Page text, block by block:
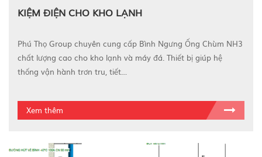
KIỆM ĐIỆN CHO KHO LẠNH
Phú Thọ Group chuyên cung cấp Bình Ngưng Ống Chùm NH3
chất lượng cao cho kho lạnh và máy đá. Thiết bị giúp hệ
thống vận hành trơn tru, tiết…
Xem thêm